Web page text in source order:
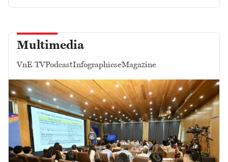
Multimedia
VnE TVPodcastInfographicseMagazine